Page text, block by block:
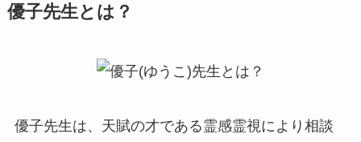
優子先生とは？
優子先生は、天賦の才である霊感霊視により相談